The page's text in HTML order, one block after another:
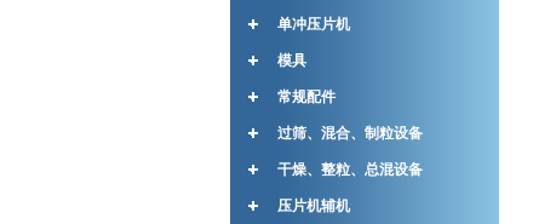
单冲压片机
模具
常规配件
过筛、混合、制粒设备
干燥、整粒、总混设备
压片机辅机